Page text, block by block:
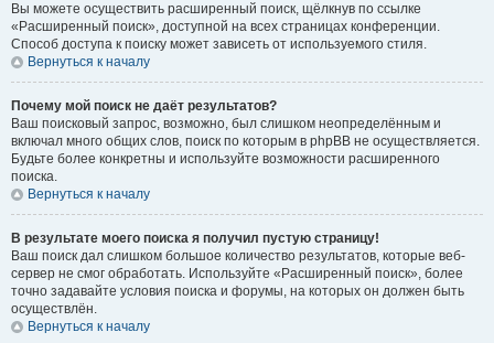
Вы можете осуществить расширенный поиск, щёлкнув по ссылке
«Расширенный поиск», доступной на всех страницах конференции.
Способ доступа к поиску может зависеть от используемого стиля.
Вернуться к началу
Почему мой поиск не даёт результатов?
Ваш поисковый запрос, возможно, был слишком неопределённым и
включал много общих слов, поиск по которым в phpBB не осуществляется.
Будьте более конкретны и используйте возможности расширенного
поиска.
Вернуться к началу
В результате моего поиска я получил пустую страницу!
Ваш поиск дал слишком большое количество результатов, которые веб-
сервер не смог обработать. Используйте «Расширенный поиск», более
точно задавайте условия поиска и форумы, на которых он должен быть
осуществлён.
Вернуться к началу